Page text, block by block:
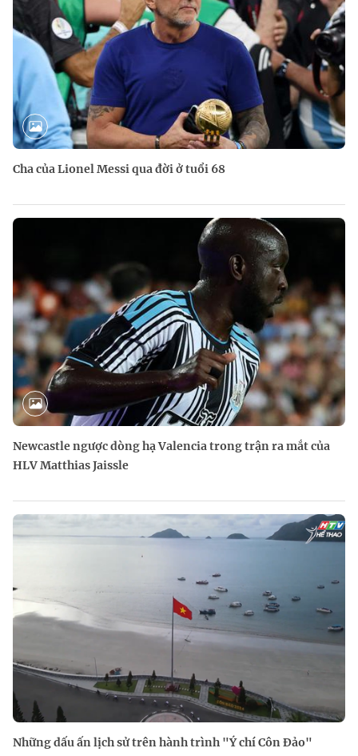
Cha của Lionel Messi qua đời ở tuổi 68
Newcastle ngược dòng hạ Valencia trong trận ra mắt của
HLV Matthias Jaissle
Những dấu ấn lịch sử trên hành trình "Ý chí Côn Đảo"